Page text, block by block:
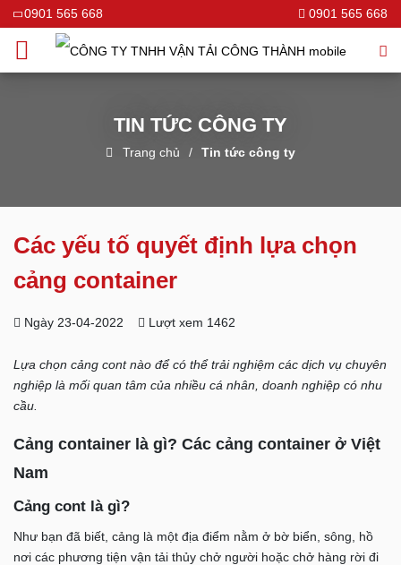
0901 565 668 0901 565 668
TIN TỨC CÔNG TY
Trang chủ Tin tức công ty
Các yếu tố quyết định lựa chọn
cảng container
Ngày 23-04-2022 Lượt xem 1462
Lựa chọn cảng cont nào để có thể trải nghiệm các dịch vụ chuyên
nghiệp là mối quan tâm của nhiều cá nhân, doanh nghiệp có nhu
cầu.
Cảng container là gì? Các cảng container ở Việt
Nam
Cảng cont là gì?
Như bạn đã biết, cảng là một địa điểm nằm ở bờ biển, sông, hồ
nơi các phương tiện vận tải thủy chở người hoặc chở hàng rời đi